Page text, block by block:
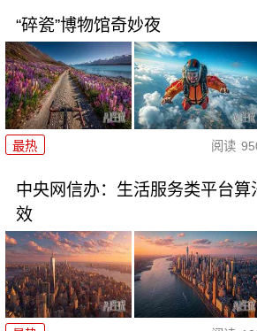
“碎瓷”博物馆奇妙夜
最热 阅读
中央网信办：生活服务类平台
效